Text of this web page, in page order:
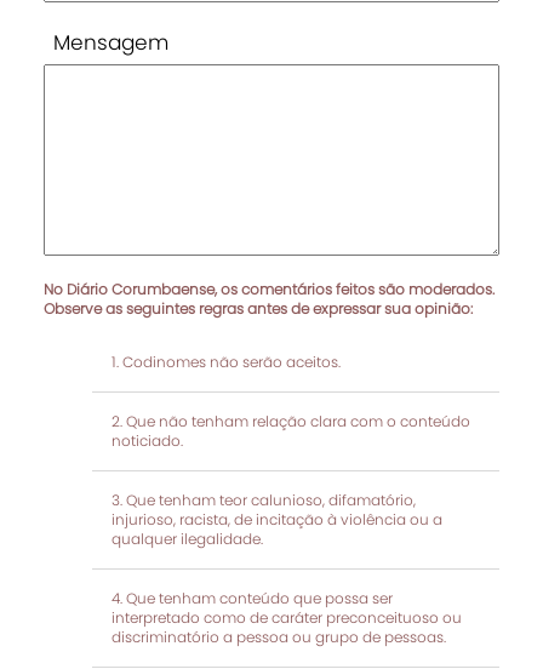
Mensagem
No Diário Corumbaense, os comentários feitos são moderados.
Observe as seguintes regras antes de expressar sua opinião:
Codinomes não serão aceitos.
Que não tenham relação clara com o conteúdo
noticiado.
Que tenham teor calunioso, difamatório,
injurioso, racista, de incitação à violência ou a
qualquer ilegalidade.
Que tenham conteúdo que possa ser
interpretado como de caráter preconceituoso ou
discriminatório a pessoa ou grupo de pessoas.